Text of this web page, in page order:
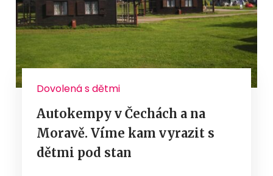
Dovolená s dětmi
Autokempy v Čechách a na
Moravě. Víme kam vyrazit s
dětmi pod stan